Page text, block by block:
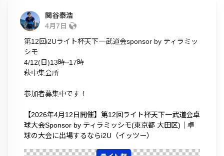
関谷泰浩
4月7日
第12回i2Uライト杯天下一武道会sponsor by ティラミッ
シモ
4/12(日)13時~17時
萩中集会所
参加者募集中です！
【2026年4月12日開催】第12回ライト杯天下一武道会卓
球大会Sponsor by ティラミッシモ(東京都 大田区)｜卓
球の大会に出場するならi2U（イッツー）